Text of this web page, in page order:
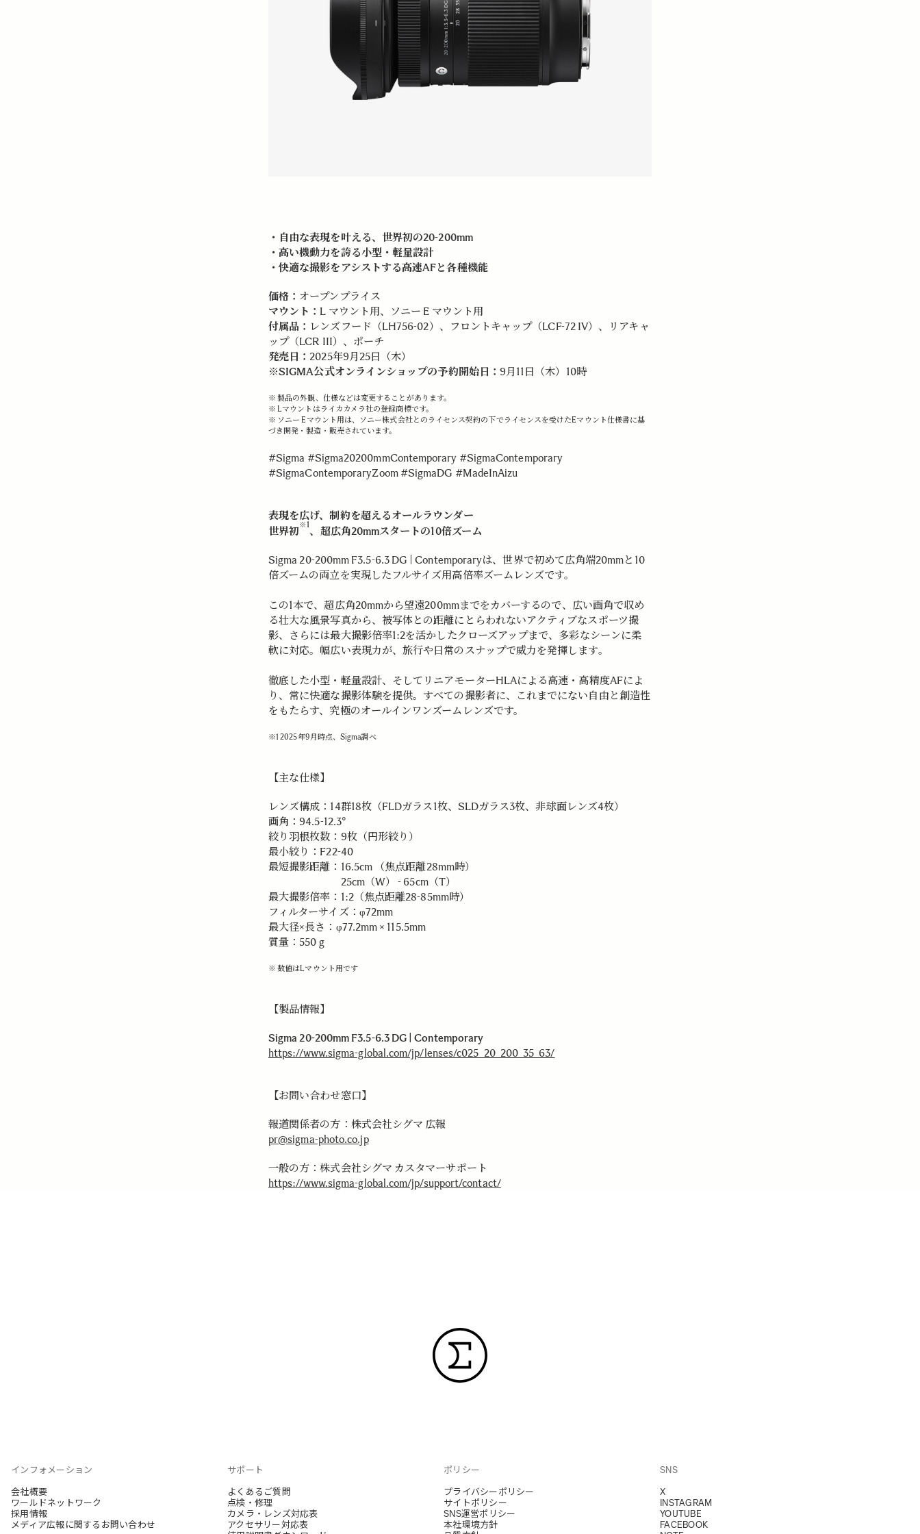
・自由な表現を叶える、世界初の20-200mm
・高い機動力を誇る小型・軽量設計
・快適な撮影をアシストする高速AFと各種機能
価格： オープンプライス
マウント： L マウント用、ソニー E マウント用
付属品： レンズフード（LH756-02）、フロントキャップ（LCF-72 IV）、リアキャ
ップ（LCR III）、ポーチ
発売日： 2025年9月25日（木）
※SIGMA公式オンラインショップの予約開始日： 9月11日（木）10時
※ 製品の外観、仕様などは変更することがあります。
※ Lマウントはライカカメラ社の登録商標です。
※ ソニー Eマウント用は、ソニー株式会社とのライセンス契約の下でライセンスを受けたEマウント仕様書に基
づき開発・製造・販売されています。
#Sigma #Sigma20200mmContemporary #SigmaContemporary
#SigmaContemporaryZoom #SigmaDG #MadeInAizu
表現を広げ、制約を超えるオールラウンダー
世界初
※1
、超広角20mmスタートの10倍ズーム
Sigma 20-200mm F3.5-6.3 DG | Contemporaryは、世界で初めて広角端20mmと10
倍ズームの両立を実現したフルサイズ用高倍率ズームレンズです。
この1本で、超広角20mmから望遠200mmまでをカバーするので、広い画角で収め
る壮大な風景写真から、被写体との距離にとらわれないアクティブなスポーツ撮
影、さらには最大撮影倍率1:2を活かしたクローズアップまで、多彩なシーンに柔
軟に対応。幅広い表現力が、旅行や日常のスナップで威力を発揮します。
徹底した小型・軽量設計、そしてリニアモーターHLAによる高速・高精度AFによ
り、常に快適な撮影体験を提供。すべての撮影者に、これまでにない自由と創造性
をもたらす、究極のオールインワンズームレンズです。
※1 2025年9月時点、Sigma調べ
【主な仕様】
レンズ構成：14群18枚（FLDガラス1枚、SLDガラス3枚、非球面レンズ4枚）
画角：94.5-12.3°
絞り羽根枚数：9枚（円形絞り）
最小絞り：F22-40
最短撮影距離：16.5cm （焦点距離28mm時）
25cm（W） - 65cm（T）
最大撮影倍率：1:2（焦点距離28-85mm時）
フィルターサイズ：φ72mm
最大径×長さ：φ77.2mm × 115.5mm
質量：550 g
※ 数値はLマウント用です
【製品情報】
Sigma 20-200mm F3.5-6.3 DG | Contemporary
https://www.sigma-global.com/jp/lenses/c025_20_200_35_63/
【お問い合わせ窓口】
報道関係者の方：株式会社シグマ 広報
pr@sigma-photo.co.jp
一般の方：株式会社シグマ カスタマーサポート
https://www.sigma-global.com/jp/support/contact/
インフォメーション
会社概要
ワールドネットワーク
採用情報
メディア広報に関するお問い合わせ
サポート
よくあるご質問
点検・修理
カメラ・レンズ対応表
アクセサリー対応表
ポリシー
プライバシーポリシー
サイトポリシー
SNS運営ポリシー
本社環境方針
SNS
X
INSTAGRAM
YOUTUBE
FACEBOOK